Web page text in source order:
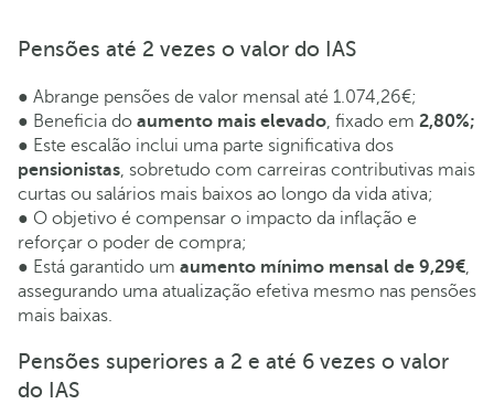
Pensões até 2 vezes o valor do IAS
● Abrange pensões de valor mensal até 1.074,26€;
● Beneficia do aumento mais elevado, fixado em 2,80%;
● Este escalão inclui uma parte significativa dos
pensionistas, sobretudo com carreiras contributivas mais
curtas ou salários mais baixos ao longo da vida ativa;
● O objetivo é compensar o impacto da inflação e
reforçar o poder de compra;
● Está garantido um aumento mínimo mensal de 9,29€,
assegurando uma atualização efetiva mesmo nas pensões
mais baixas.
Pensões superiores a 2 e até 6 vezes o valor
do IAS